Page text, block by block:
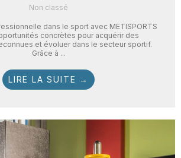
Non classé
dans le sport avec METISPORTS
concrètes pour acquérir des
et évoluer dans le secteur sportif.
Grâce à ...
LIRE LA SUITE →